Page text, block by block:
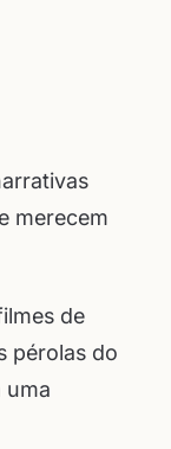
merecem
de
pérolas do
uma